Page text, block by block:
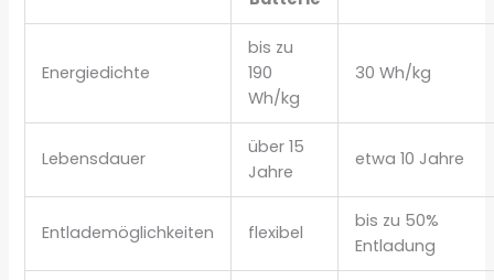
Energiedichte
bis zu
190
Wh/kg
30 Wh/kg
Lebensdauer
über 15
Jahre
etwa 10 Jahre
Entlademöglichkeiten flexibel
bis zu 50%
Entladung